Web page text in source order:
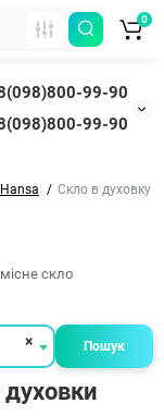
99-90
99-90
0
Скло в духовку
скло
× Пошук
духовки